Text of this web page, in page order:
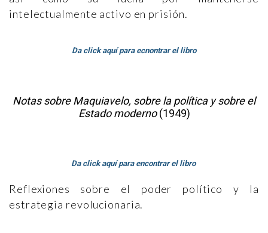
intelectualmente activo en prisión.
Da click aquí para ecnontrar el libro
Notas sobre Maquiavelo, sobre la política y sobre el
Estado moderno(1949)
Da click aquí para encontrar el libro
Reflexiones sobre el poder político y la
estrategia revolucionaria.